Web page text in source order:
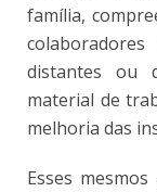
família,
distantes ou
material de
melhoria das
Esses